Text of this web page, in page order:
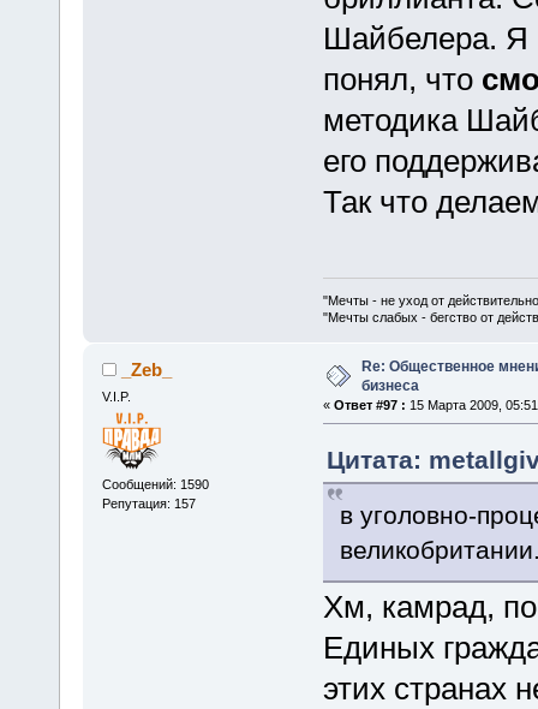
Шайбелера. Я
понял, что
методика
его
Так что
"Мечты - не уход от
"Мечты слабых - бегство от
_Zeb_
V.I.P.
Сообщений: 1590
Репутация: 157
Re: Общественное
бизнеса
« Ответ #97 : 15 Марта 2009,
Цитата:
в уголовно-
Хм, камрад,
Единых
этих странах